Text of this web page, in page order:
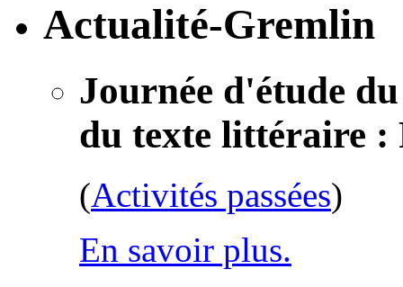
Actualité-Gremlin
Journée d'étude
du texte littéraire :
(Activités passées)
En savoir plus.